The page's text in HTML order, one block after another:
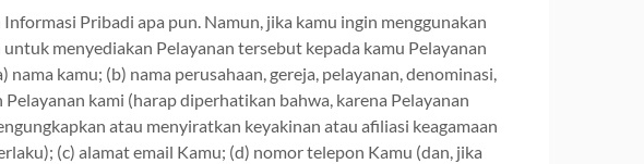
Pribadi apa pun. Namun, jika kamu ingin menggunakan
menyediakan Pelayanan tersebut kepada kamu Pelayanan
kamu; (b) nama perusahaan, gereja, pelayanan, denominasi,
kami (harap diperhatikan bahwa, karena Pelayanan
atau menyiratkan keyakinan atau afiliasi keagamaan
(c) alamat email Kamu; (d) nomor telepon Kamu (dan, jika